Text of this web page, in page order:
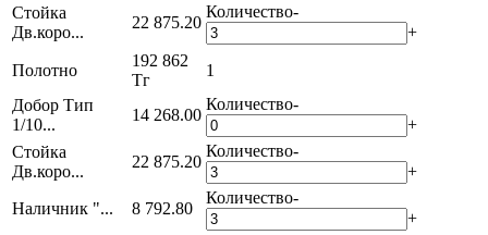
Стойка
Дв.коро...
22 875.20
Количество-
+
Полотно
192 862
Тг
1
Добор Тип
1/10...
14 268.00
Количество-
+
Стойка
Дв.коро...
22 875.20
Количество-
+
Наличник "...
8 792.80
Количество-
+